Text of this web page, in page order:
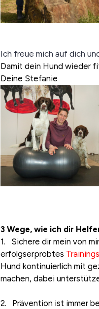
Ich freue mich auf dich
Damit dein Hund wieder
Deine Stefanie
3 Wege, wie ich dir
1. Sichere dir mein von
erfolgserprobtes
Hund kontinuierlich mit
machen, dabei
2. Prävention ist immer